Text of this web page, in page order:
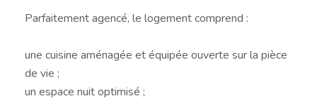
Parfaitement agencé, le logement comprend :
une cuisine aménagée et équipée ouverte sur la pièce
de vie ;
un espace nuit optimisé ;